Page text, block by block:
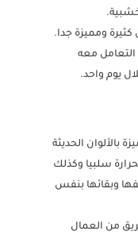
كثيرة ومميزة جدا.
التعامل معه
يوم واحد.
بالألوان الحديثة
سلبيا وكذلك
وبقائها بنفس
من العمال